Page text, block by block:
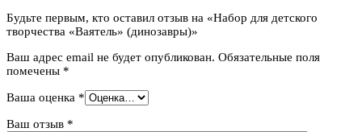
Будьте первым, кто оставил отзыв на «Набор для детского
творчества «Ваятель» (динозавры)»
Ваш адрес email не будет опубликован. Обязательные поля
помечены *
Ваша оценка *
Ваш отзыв *